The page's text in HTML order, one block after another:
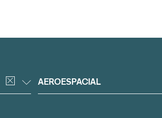
AEROESPACIAL